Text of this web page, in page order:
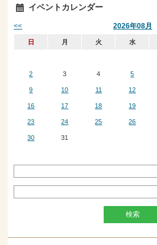
イベントカレンダー
2026年08月
<<
日 月 火 水
2 3 4 5
9 10 11 12
16 17 18 19
23 24 25 26
30 31